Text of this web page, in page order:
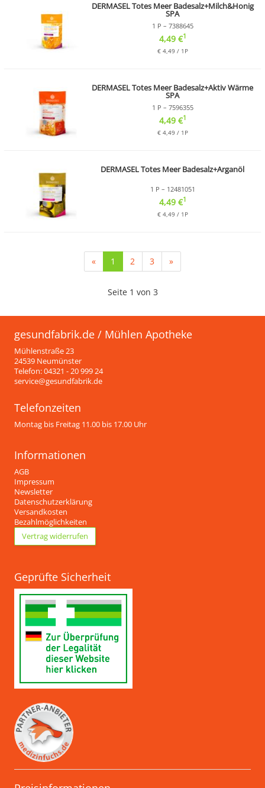
DERMASEL Totes Meer Badesalz+Milch&Honig
SPA
1 P – 7388645
4,49 €1
€ 4,49 / 1P
DERMASEL Totes Meer Badesalz+Aktiv Wärme
SPA
1 P – 7596355
4,49 €1
€ 4,49 / 1P
DERMASEL Totes Meer Badesalz+Arganöl
1 P – 12481051
4,49 €1
€ 4,49 / 1P
« 1 (current)
2 3 »
Seite 1 von 3
gesundfabrik.de / Mühlen Apotheke
Mühlenstraße 23
24539 Neumünster
Telefon: 04321 - 20 999 24
service@gesundfabrik.de
Telefonzeiten
Montag bis Freitag 11.00 bis 17.00 Uhr
Informationen
AGB
Impressum
Newsletter
Datenschutzerklärung
Versandkosten
Bezahlmöglichkeiten
Vertrag widerrufen
Geprüfte Sicherheit